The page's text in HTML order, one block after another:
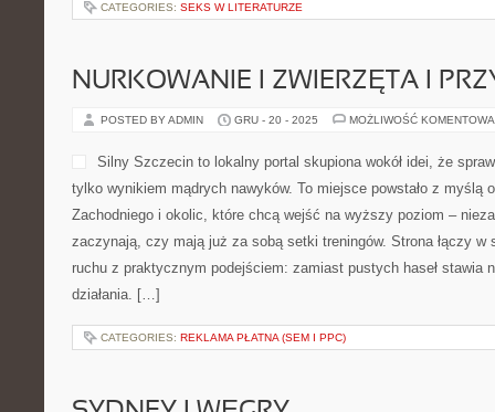
CATEGORIES: SEKS W LITERATURZE
NURKOWANIE I ZWIERZĘTA I
POSTED BY ADMIN GRU - 20 - 2025 MOŻLIWOŚĆ
Silny Szczecin to lokalny portal skupiona wokół idei, że
tylko wynikiem mądrych nawyków. To miejsce powstało z myślą
Zachodniego i okolic, które chcą wejść na wyższy poziom –
zaczynają, czy mają już za sobą setki treningów. Strona łączy w
ruchu z praktycznym podejściem: zamiast pustych haseł stawia
działania. […]
CATEGORIES: REKLAMA PŁATNA (SEM I PPC)